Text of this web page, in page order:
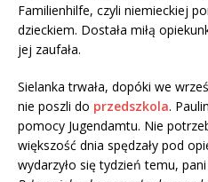
Familienhilfe, czyli niemieckiej
dzieckiem. Dostała miłą
jej zaufała.
Sielanka trwała, dopóki we
nie poszli do przedszkola.
pomocy Jugendamtu. Nie
większość dnia spędzały pod
wydarzyło się tydzień temu,